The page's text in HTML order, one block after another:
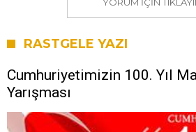
RASTGELE YAZI
Cumhuriyetimizin 100. Yıl
Yarışması